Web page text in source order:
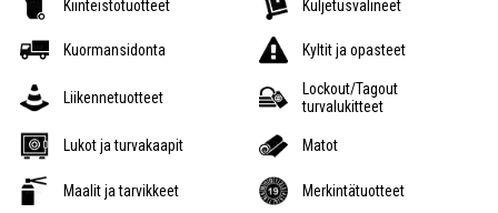
Kiinteistötuotteet Kuljetusvälineet
Kuormansidonta Kyltit ja opasteet
Liikennetuotteet
Lockout/Tagout
turvalukitteet
Lukot ja turvakaapit Matot
Maalit ja tarvikkeet Merkintätuotteet